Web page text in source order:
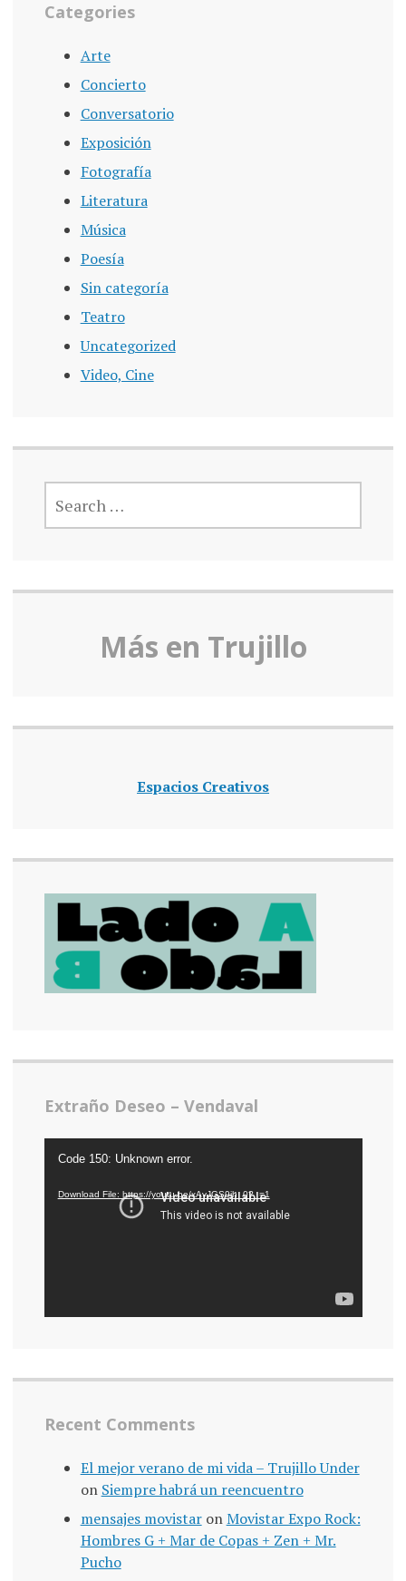
Categories
Arte
Concierto
Conversatorio
Exposición
Fotografía
Literatura
Música
Poesía
Sin categoría
Teatro
Uncategorized
Video, Cine
FOR:
Más en Trujillo
Espacios Creativos
Extraño Deseo – Vendaval
Code 150: Unknown error.
Download File: https://youtu.be/xAvJGS9jh_0?_=1
Recent Comments
El mejor verano de mi vida – Trujillo Under
on Siempre habrá un reencuentro
mensajes movistaronMovistar Expo Rock:
Hombres G + Mar de Copas + Zen + Mr.
Pucho